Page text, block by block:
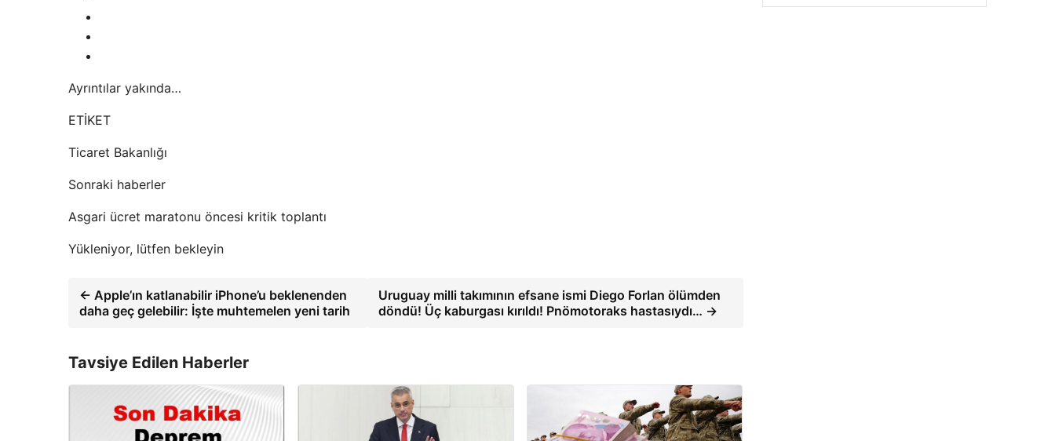
Ayrıntılar yakında…
ETİKET
Ticaret Bakanlığı
Sonraki haberler
Asgari ücret maratonu öncesi kritik toplantı
Yükleniyor, lütfen bekleyin
← Apple’ın katlanabilir iPhone’u beklenenden
daha geç gelebilir: İşte muhtemelen yeni tarih
Uruguay milli takımının efsane ismi Diego Forlan ölümden
döndü! Üç kaburgası kırıldı! Pnömotoraks hastasıydı… →
Tavsiye Edilen Haberler